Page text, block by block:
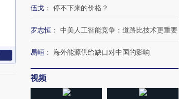
伍戈 ： 停不下来的价格？
罗志恒 ： 中美人工智能竞争：道路比技术更重要
易峘 ： 海外能源供给缺口对中国的影响
视频